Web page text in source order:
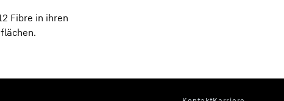
Fibre in ihren